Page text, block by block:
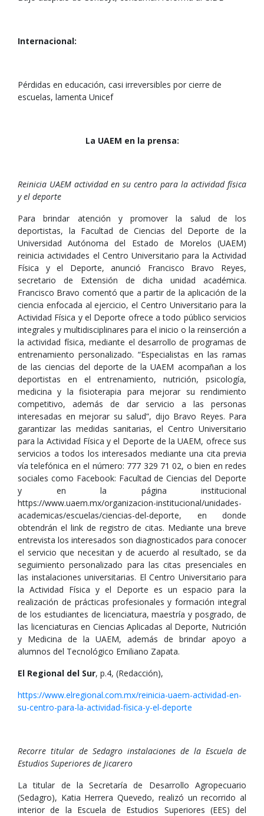
Internacional:
Pérdidas en educación, casi irreversibles por cierre de
escuelas, lamenta Unicef
La UAEM en la prensa:
Reinicia UAEM actividad en su centro para la actividad física
y el deporte
Para brindar atención y promover la salud de los
deportistas, la Facultad de Ciencias del Deporte de la
Universidad Autónoma del Estado de Morelos (UAEM)
reinicia actividades el Centro Universitario para la Actividad
Física y el Deporte, anunció Francisco Bravo Reyes,
secretario de Extensión de dicha unidad académica.
Francisco Bravo comentó que a partir de la aplicación de la
ciencia enfocada al ejercicio, el Centro Universitario para la
Actividad Física y el Deporte ofrece a todo público servicios
integrales y multidisciplinares para el inicio o la reinserción a
la actividad física, mediante el desarrollo de programas de
entrenamiento personalizado. “Especialistas en las ramas
de las ciencias del deporte de la UAEM acompañan a los
deportistas en el entrenamiento, nutrición, psicología,
medicina y la fisioterapia para mejorar su rendimiento
competitivo, además de dar servicio a las personas
interesadas en mejorar su salud”, dijo Bravo Reyes. Para
garantizar las medidas sanitarias, el Centro Universitario
para la Actividad Física y el Deporte de la UAEM, ofrece sus
servicios a todos los interesados mediante una cita previa
vía telefónica en el número: 777 329 71 02, o bien en redes
sociales como Facebook: Facultad de Ciencias del Deporte
y en la página institucional
https://www.uaem.mx/organizacion-institucional/unidades-
academicas/escuelas/ciencias-del-deporte, en donde
obtendrán el link de registro de citas. Mediante una breve
entrevista los interesados son diagnosticados para conocer
el servicio que necesitan y de acuerdo al resultado, se da
seguimiento personalizado para las citas presenciales en
las instalaciones universitarias. El Centro Universitario para
la Actividad Física y el Deporte es un espacio para la
realización de prácticas profesionales y formación integral
de los estudiantes de licenciatura, maestría y posgrado, de
las licenciaturas en Ciencias Aplicadas al Deporte, Nutrición
y Medicina de la UAEM, además de brindar apoyo a
alumnos del Tecnológico Emiliano Zapata.
El Regional del Sur, p.4, (Redacción),
https://www.elregional.com.mx/reinicia-uaem-actividad-en-
su-centro-para-la-actividad-fisica-y-el-deporte
Recorre titular de Sedagro instalaciones de la Escuela de
Estudios Superiores de Jicarero
La titular de la Secretaría de Desarrollo Agropecuario
(Sedagro), Katia Herrera Quevedo, realizó un recorrido al
interior de la Escuela de Estudios Superiores (EES) del